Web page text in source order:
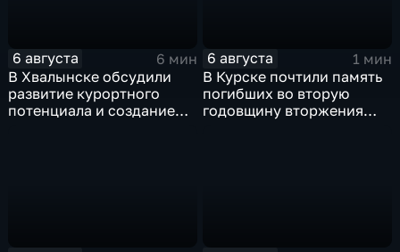
6 августа
6 мин
В Хвалынске обсудили
развитие курортного
потенциала и создание
6 августа
1 мин
В Курске почтили память
погибших во вторую
годовщину вторжения